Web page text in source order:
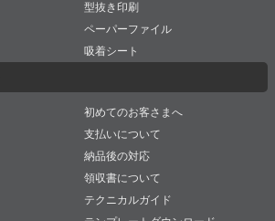
型抜き印刷
ペーパーファイル
吸着シート
初めてのお客さまへ
支払いについて
納品後の対応
領収書について
テクニカルガイド